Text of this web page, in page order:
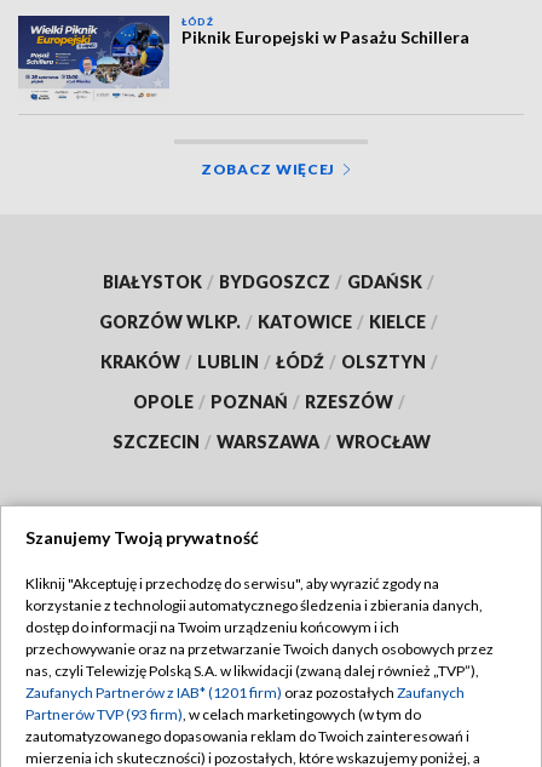
ŁÓDŹ
Piknik Europejski w Pasażu Schillera
ZOBACZ WIĘCEJ
BIAŁYSTOK / BYDGOSZCZ / GDAŃSK /
GORZÓW WLKP. / KATOWICE / KIELCE /
KRAKÓW / LUBLIN / ŁÓDŹ / OLSZTYN /
OPOLE / POZNAŃ / RZESZÓW /
SZCZECIN / WARSZAWA / WROCŁAW
TVP
Abonament TVP
Emisja w TVP
Centrum informacji TVP
Regulamin TVP
Polityka prywatności
Moje zgody
Szanujemy Twoją prywatność
Kliknij "Akceptuję i przechodzę do serwisu", aby wyrazić zgody na
korzystanie z technologii automatycznego śledzenia i zbierania danych,
dostęp do informacji na Twoim urządzeniu końcowym i ich
przechowywanie oraz na przetwarzanie Twoich danych osobowych przez
nas, czyli Telewizję Polską S.A. w likwidacji (zwaną dalej również „TVP”),
Zaufanych Partnerów z IAB* (1201 firm) oraz pozostałych Zaufanych
Partnerów TVP (93 firm), w celach marketingowych (w tym do
zautomatyzowanego dopasowania reklam do Twoich zainteresowań i
mierzenia ich skuteczności) i pozostałych, które wskazujemy poniżej, a